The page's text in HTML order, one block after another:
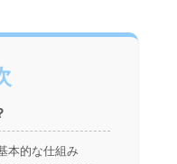
本的な仕組み